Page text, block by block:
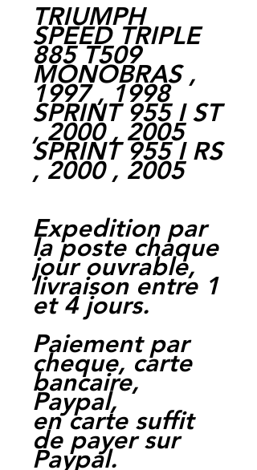
TRIUMPH
SPEED TRIPLE
885 T509
MONOBRAS ,
1997 , 1998
SPRINT 955 I ST
, 2000 , 2005
SPRINT 955 I RS
, 2000 , 2005
Expedition par
la poste chaque
jour ouvrable,
livraison entre 1
et 4 jours.
Paiement par
cheque, carte
bancaire,
Paypal,
en carte suffit
de payer sur
Paypal.